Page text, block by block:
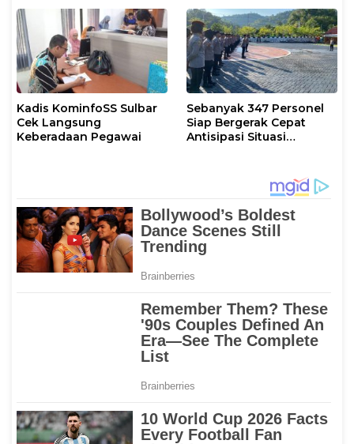
Kadis KominfoSS Sulbar
Cek Langsung
Keberadaan Pegawai
Sebanyak 347 Personel
Siap Bergerak Cepat
Antisipasi Situasi